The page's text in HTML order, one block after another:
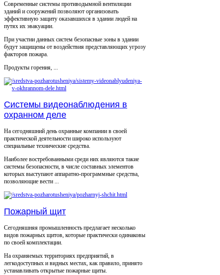
Современные системы противодымной вентиляции
зданий и сооружений позволяют организовать
эффективную защиту оказавшихся в здании людей на
путях их эвакуации.
При участии данных систем безопасные зоны в здании
будут защищены от воздействия представляющих угрозу
факторов пожара.
Продукты горения, ...
Системы видеонаблюдения в
охранном деле
На сегодняшний день охранные компании в своей
практической деятельности широко используют
специальные технические средства.
Наиболее востребованными среди них являются такие
системы безопасности, в числе составных элементов
которых выступают аппаратно-программные средства,
позволяющие вести ...
Пожарный щит
Сегодняшняя промышленность предлагает несколько
видов пожарных щитов, которые практически одинаковы
по своей комплектации.
На охраняемых территориях предприятий, в
легкодоступных и видных местах, как правило, принято
устанавливать открытые пожарные щиты.